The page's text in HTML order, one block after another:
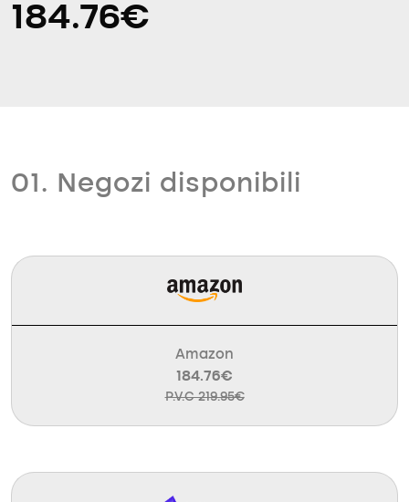
184.76€
01. Negozi disponibili
Amazon
184.76€
P.V.C 219.95€